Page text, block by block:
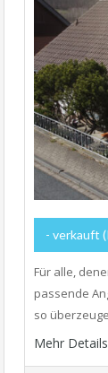
- verkauft
Für alle,
passende
so
Mehr Details